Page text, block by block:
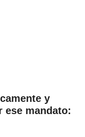
y
ese mandato: